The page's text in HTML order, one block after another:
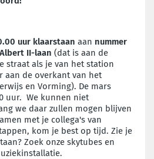
uur klaarstaan aan nummer
II-laan (dat is aan de
straat als je van het station
aan de overkant van het
en Vorming). De mars
uur. We kunnen niet
we daar zullen mogen blijven
met je collega's van
kom je best op tijd. Zie je
Zoek onze skytubes en